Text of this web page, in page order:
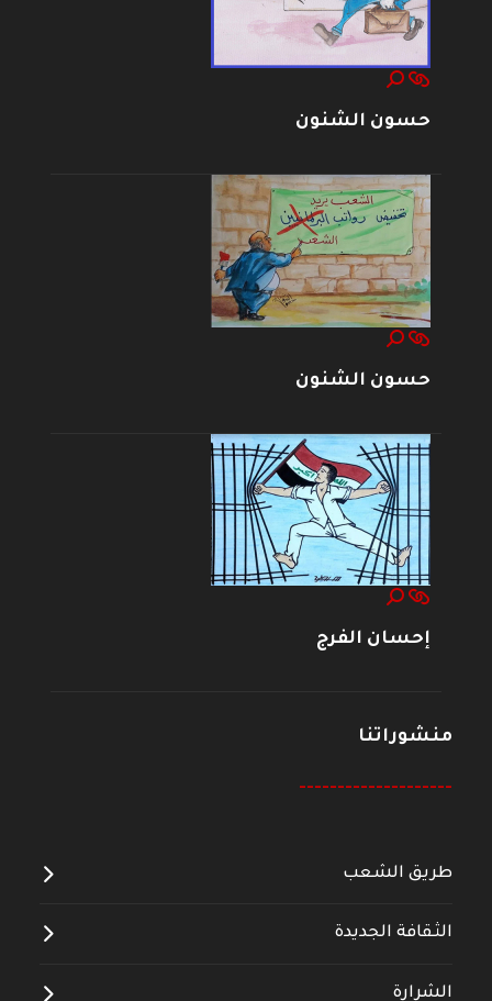
حسون الشنون
حسون الشنون
إحسان الفرج
منشوراتنا
--------------------
طريق الشعب
الثقافة الجديدة
الشرارة